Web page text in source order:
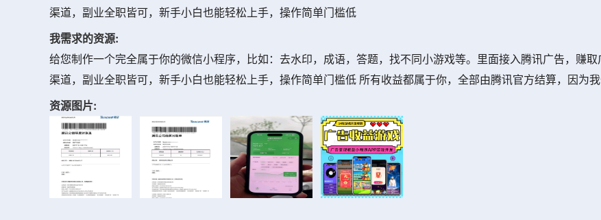
渠道，副业全职皆可，新手小白也能轻松上手，操作简单门槛低
我需求的资源:
给您制作一个完全属于你的微信小程序，比如：去水印，成语，答题，找不同小游戏等。里面接入腾讯广告，赚
渠道，副业全职皆可，新手小白也能轻松上手，操作简单门槛低 所有收益都属于你，全部由腾讯官方结算，因为
资源图片: